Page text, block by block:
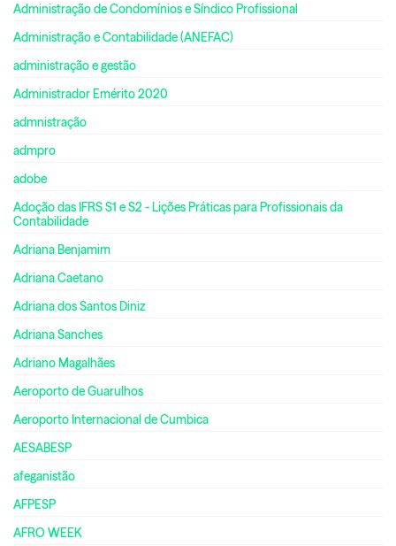
Administração de Condomínios e Síndico Profissional
Administração e Contabilidade (ANEFAC)
administração e gestão
Administrador Emérito 2020
admnistração
admpro
adobe
Adoção das IFRS S1 e S2 - Lições Práticas para Profissionais da
Contabilidade
Adriana Benjamim
Adriana Caetano
Adriana dos Santos Diniz
Adriana Sanches
Adriano Magalhães
Aeroporto de Guarulhos
Aeroporto Internacional de Cumbica
AESABESP
afeganistão
AFPESP
AFRO WEEK